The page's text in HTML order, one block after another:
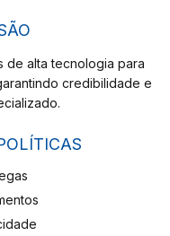
de alta tecnologia para
credibilidade e